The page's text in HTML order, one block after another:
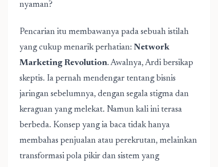
nyaman?
Pencarian itu membawanya pada sebuah istilah
yang cukup menarik perhatian: Network
Marketing Revolution. Awalnya, Ardi bersikap
skeptis. Ia pernah mendengar tentang bisnis
jaringan sebelumnya, dengan segala stigma dan
keraguan yang melekat. Namun kali ini terasa
berbeda. Konsep yang ia baca tidak hanya
membahas penjualan atau perekrutan, melainkan
transformasi pola pikir dan sistem yang